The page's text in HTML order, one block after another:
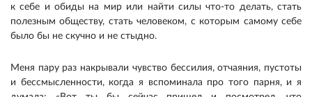
к себе и обиды на мир или найти силы что-то делать, стать
полезным обществу, стать человеком, с которым самому себе
было бы не скучно и не стыдно.
Меня пару раз накрывали чувство бессилия, отчаяния, пустоты
и бессмысленности, когда я вспоминала про того парня, и я